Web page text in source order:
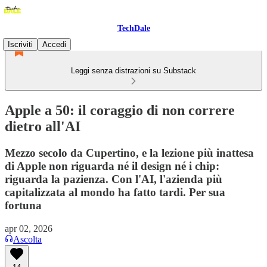
TechDale
Iscriviti
Accedi
Leggi senza distrazioni su Substack
Apple a 50: il coraggio di non correre
dietro all'AI
Mezzo secolo da Cupertino, e la lezione più inattesa
di Apple non riguarda né il design né i chip:
riguarda la pazienza. Con l'AI, l'azienda più
capitalizzata al mondo ha fatto tardi. Per sua
fortuna
apr 02, 2026
Ascolta